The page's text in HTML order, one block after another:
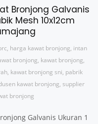
Bronjong Galvanis
Mesh 10x12cm
, harga kawat bronjong, intan
bronjong, kawat bronjong,
, kawat bronjong sni, pabrik
kawat bronjong, supplier
bronjong
Galvanis Ukuran 1